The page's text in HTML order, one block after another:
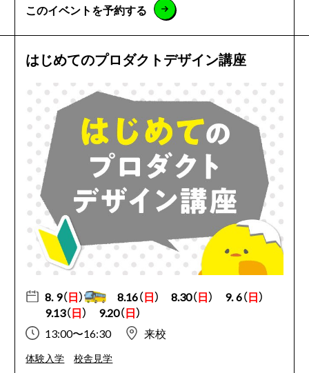
このイベントを予約する
はじめてのプロダクトデザイン講座
8. 9（日） 8.16（日） 8.30（日） 9. 6（日）
9.13（日） 9.20（日）
13:00〜16:30
来校
体験入学 校舎見学